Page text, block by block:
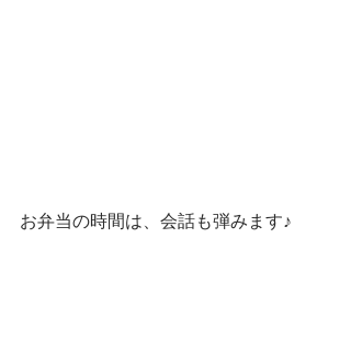
お弁当の時間は、会話も弾みます♪